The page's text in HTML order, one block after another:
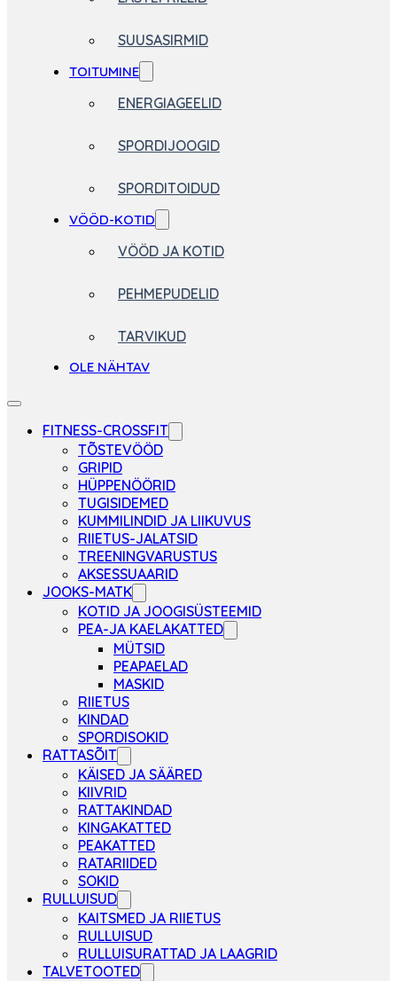
SUUSASIRMID
TOITUMINE
ENERGIAGEELID
SPORDIJOOGID
SPORDITOIDUD
VÖÖD-KOTID
VÖÖD JA KOTID
PEHMEPUDELID
TARVIKUD
OLE NÄHTAV
FITNESS-CROSSFIT
TÕSTEVÖÖD
GRIPID
HÜPPENÖÖRID
TUGISIDEMED
KUMMILINDID JA LIIKUVUS
RIIETUS-JALATSID
TREENINGVARUSTUS
AKSESSUAARID
JOOKS-MATK
KOTID JA JOOGISÜSTEEMID
PEA-JA KAELAKATTED
MÜTSID
PEAPAELAD
MASKID
RIIETUS
KINDAD
SPORDISOKID
RATTASÕIT
KÄISED JA SÄÄRED
KIIVRID
RATTAKINDAD
KINGAKATTED
PEAKATTED
RATARIIDED
SOKID
RULLUISUD
KAITSMED JA RIIETUS
RULLUISUD
RULLUISURATTAD JA LAAGRID
TALVETOOTED